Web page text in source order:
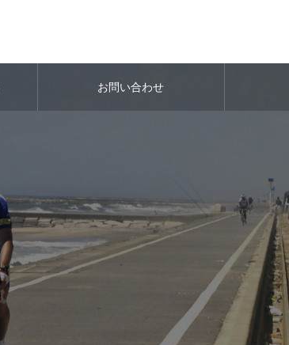
お問い合わせ